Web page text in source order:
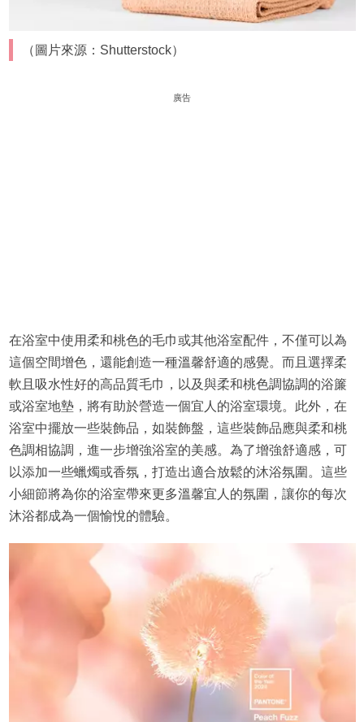
（圖片來源：Shutterstock）
廣告
在浴室中使用柔和桃色的毛巾或其他浴室配件，不僅可以為
這個空間增色，還能創造一種溫馨舒適的感覺。而且選擇柔
軟且吸水性好的高品質毛巾，以及與柔和桃色調協調的浴簾
或浴室地墊，將有助於營造一個宜人的浴室環境。此外，在
浴室中擺放一些裝飾品，如裝飾盤，這些裝飾品應與柔和桃
色調相協調，進一步增強浴室的美感。為了增強舒適感，可
以添加一些蠟燭或香氛，打造出適合放鬆的沐浴氛圍。這些
小細節將為你的浴室帶來更多溫馨宜人的氛圍，讓你的每次
沐浴都成為一個愉悅的體驗。